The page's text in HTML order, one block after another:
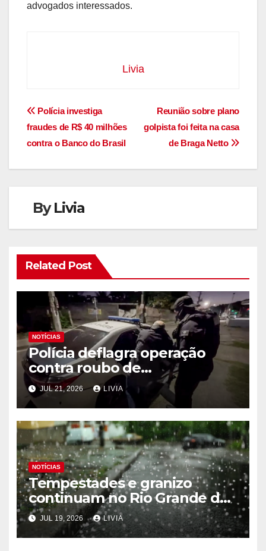
advogados interessados.
Livia
Navegação
de
Post
Reunião sobre plano
golpista foi feita na casa
de Braga Netto
Polícia investiga
fraudes de R$ 40 milhões
contra o Banco do Brasil
ByLivia
Related Post
NOTÍCIAS
Polícia deflagra operação
contra roubo de
medicamentos oncológicos
JUL 21, 2026 LIVIA
NOTÍCIAS
Tempestades e granizo
continuam no Rio Grande do
SulJUL 19, 2026 LIVIA